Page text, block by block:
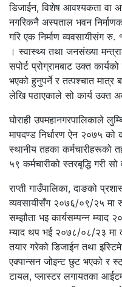
डिजाईन, विशेष आवश्यकता वा
नगरिकनै अस्पताल भवन
गरि एक निर्माण व्यवसायीसंग
। स्वास्थ्य तथा जनसंख्या
सपोर्ट प्रोग्रामबाट उक्त
भएको हुनुपर्ने र तत्पश्चात
लेखि पठाएकाले सो कार्य उक्त
घोराही उपमहानगरपालिकाले
मापदण्ड निर्धारण ऐन २०७५
स्थानीय तहका कर्मचारीहरूको
५९ कर्मचारीको स्तरबृद्धि गरी
राप्ती गाउँपालिका, दाङको
व्यवसायीसँग २०७६/०९/२५ मा
सम्झौता भइ कार्यसम्पन्न
म्याद थप भई २०७८/०८/२३ मा
तयार गरेको डिजाईन तथा
एक्पान्सन जोइन्ट छुट भएको र
टायल, प्लास्टर लगायतका